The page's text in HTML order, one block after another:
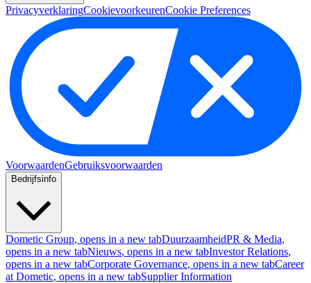
PrivacyverklaringCookievoorkeurenCookie Preferences
VoorwaardenGebruiksvoorwaarden
Bedrijfsinfo
Dometic Group, opens in a new tabDuurzaamheidPR & Media,
opens in a new tabNieuws, opens in a new tabInvestor Relations,
opens in a new tabCorporate Governance, opens in a new tabCareer
at Dometic, opens in a new tabSupplier Information